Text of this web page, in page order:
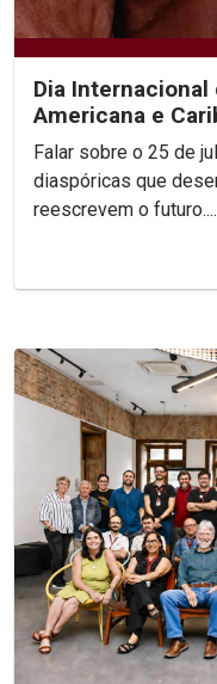
Dia Internacional
Americana e
Falar sobre o 25 de
diaspóricas que
reescrevem o futuro....